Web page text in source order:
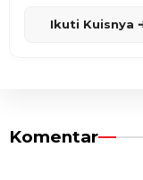
Ikuti Kuisnya
Komentar